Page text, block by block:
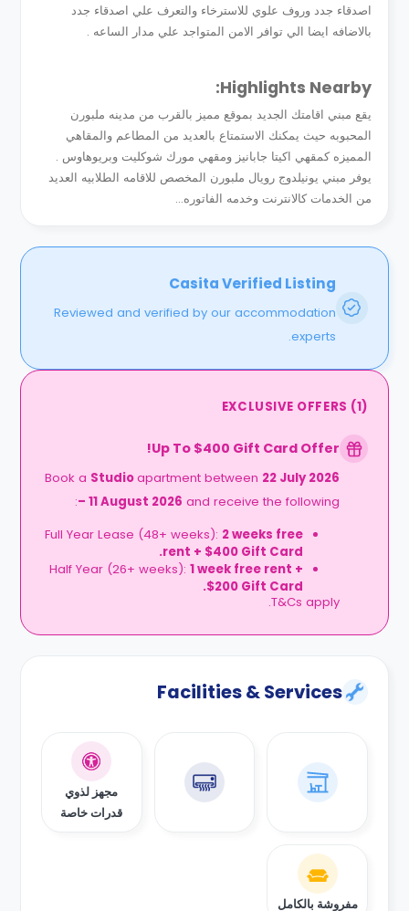
اصدقاء جدد وروف علوي للاسترخاء والتعرف علي اصدقاء جدد
بالاضافه ايضا الي توافر الامن المتواجد علي مدار الساعه .
Highlights Nearby:
يقع مبني اقامتك الجديد بموقع مميز بالقرب من مدينه ملبورن
المحبوبه حيث يمكنك الاستمتاع بالعديد من المطاعم والمقاهي
المميزه كمقهي اكيتا جابانيز ومقهي مورك شوكليت وبريوهاوس .
يوفر مبني يونيلدوج رويال ملبورن المخصص للاقامه الطلابيه العديد
من الخدمات كالانترنت وخدمه الفاتوره...
Casita Verified Listing
Reviewed and verified by our accommodation
experts.
EXCLUSIVE OFFERS (1)
Up To $400 Gift Card Offer!
Book a Studioapartment between 22 July 2026
– 11 August 2026 and receive the following:
Full Year Lease (48+ weeks): 2 weeks free
rent + $400 Gift Card.
Half Year (26+ weeks):1 week free rent +
$200 Gift Card.
T&Cs apply.
Facilities & Services
مجهز لذوي
قدرات خاصة
مفروشة بالكامل